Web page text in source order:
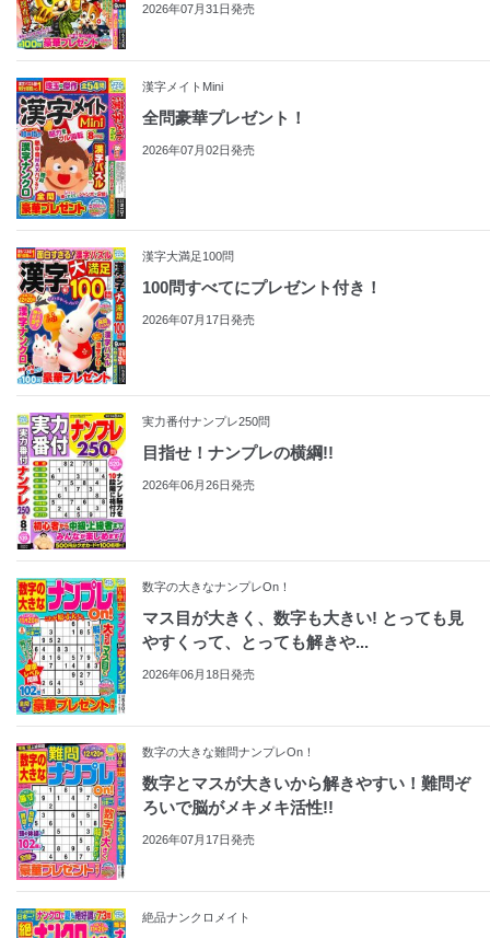
2026年07月31日発売
漢字メイトMini
全問豪華プレゼント！
2026年07月02日発売
漢字大満足100問
100問すべてにプレゼント付き！
2026年07月17日発売
実力番付ナンプレ250問
目指せ！ナンプレの横綱!!
2026年06月26日発売
数字の大きなナンプレOn！
マス目が大きく、数字も大きい! とっても見
やすくって、とっても解きや...
2026年06月18日発売
数字の大きな難問ナンプレOn！
数字とマスが大きいから解きやすい！難問ぞ
ろいで脳がメキメキ活性!!
2026年07月17日発売
絶品ナンクロメイト